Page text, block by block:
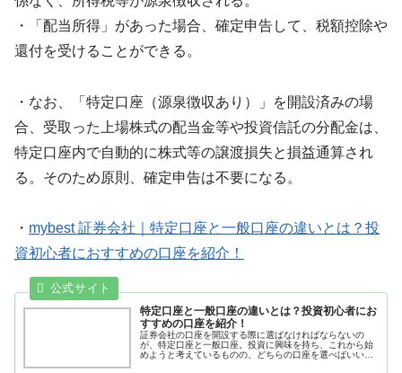
・「配当所得」があった場合、確定申告して、税額控除や
還付を受けることができる。
・なお、「特定口座（源泉徴収あり）」を開設済みの場
合、受取った上場株式の配当金等や投資信託の分配金は、
特定口座内で自動的に株式等の譲渡損失と損益通算され
る。そのため原則、確定申告は不要になる。
・ mybest 証券会社｜特定口座と一般口座の違いとは？投
資初心者におすすめの口座を紹介！
特定口座と一般口座の違いとは？投資初心者にお
すすめの口座を紹介！
証券会社の口座を開設する際に選ばなければならないの
が、特定口座と一般口座。投資に興味を持ち、これから始
めようと考えているものの、どちらの口座を選べばいいか